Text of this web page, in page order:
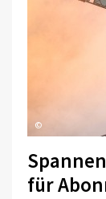
©
für